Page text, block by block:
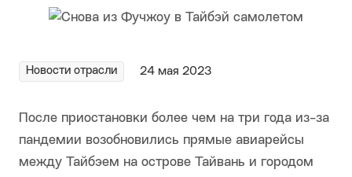
Новости отрасли 24 мая 2023
После приостановки более чем на три года из-за
пандемии возобновились прямые авиарейсы
между Тайбэем на острове Тайвань и городом